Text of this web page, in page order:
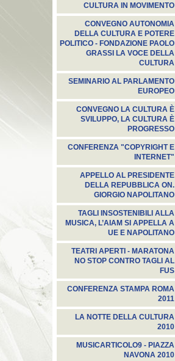
CULTURA IN MOVIMENTO
CONVEGNO AUTONOMIA
DELLA CULTURA E POTERE
POLITICO - FONDAZIONE PAOLO
GRASSI LA VOCE DELLA
CULTURA
SEMINARIO AL PARLAMENTO
EUROPEO
CONVEGNO LA CULTURA È
SVILUPPO, LA CULTURA È
PROGRESSO
CONFERENZA "COPYRIGHT E
INTERNET"
APPELLO AL PRESIDENTE
DELLA REPUBBLICA ON.
GIORGIO NAPOLITANO
TAGLI INSOSTENIBILI ALLA
MUSICA, L’AIAM SI APPELLA A
UE E NAPOLITANO
TEATRI APERTI - MARATONA
NO STOP CONTRO TAGLI AL
FUS
CONFERENZA STAMPA ROMA
2011
LA NOTTE DELLA CULTURA
2010
MUSICARTICOLO9 - PIAZZA
NAVONA 2010